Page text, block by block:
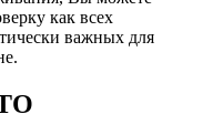
как всех
важных для